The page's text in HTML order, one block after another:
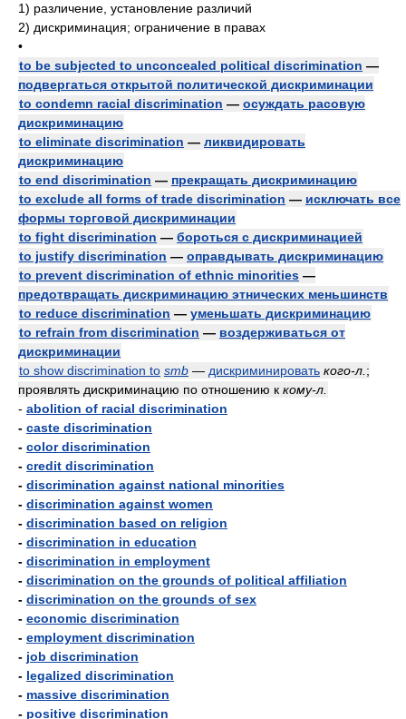
1) различение, установление различий
2) дискриминация; ограничение в правах
•
to be subjected to unconcealed political discrimination —
подвергаться открытой политической дискриминации
to condemn racial discrimination — осуждать расовую
дискриминацию
to eliminate discrimination — ликвидировать
дискриминацию
to end discrimination — прекращать дискриминацию
to exclude all forms of trade discrimination — исключать все
формы торговой дискриминации
to fight discrimination — бороться с дискриминацией
to justify discrimination — оправдывать дискриминацию
to prevent discrimination of ethnic minorities —
предотвращать дискриминацию этнических меньшинств
to reduce discrimination — уменьшать дискриминацию
to refrain from discrimination — воздерживаться от
дискриминации
to show discrimination to smb — дискриминировать кого-л. ;
проявлять дискриминацию по отношению к кому-л.
- abolition of racial discrimination
- caste discrimination
- color discrimination
- credit discrimination
- discrimination against national minorities
- discrimination against women
- discrimination based on religion
- discrimination in education
- discrimination in employment
- discrimination on the grounds of political affiliation
- discrimination on the grounds of sex
- economic discrimination
- employment discrimination
- job discrimination
- legalized discrimination
- massive discrimination
- positive discrimination